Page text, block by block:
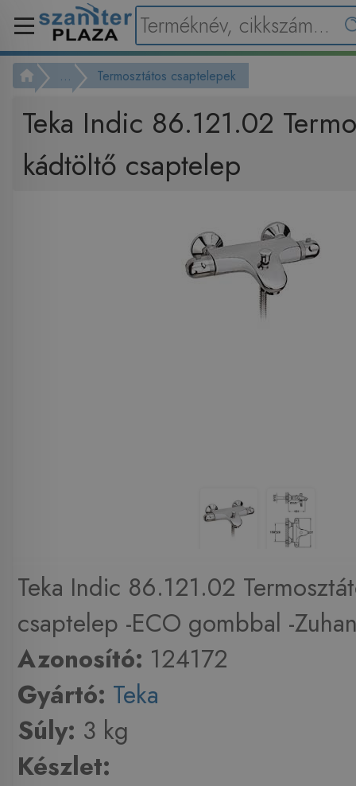
... Termosztátos csaptelepek
Teka Indic 86.121.02
kádtöltő csaptelep
Teka Indic 86.121.02
csaptelep -ECO gombbal -
Azonosító: 124172
Gyártó: Teka
Súly: 3 kg
Készlet: